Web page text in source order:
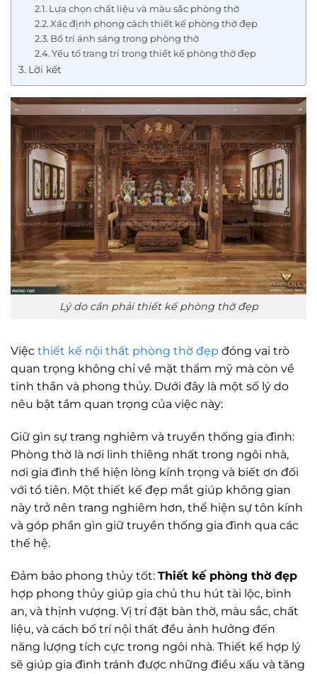
Lựa chọn chất liệu và màu sắc phòng thờ
Xác định phong cách thiết kế phòng thờ đẹp
Bố trí ánh sáng trong phòng thờ
Yếu tố trang trí trong thiết kế phòng thờ đẹp
Lời kết
Lý do cần phải thiết kế phòng thờ đẹp
Việc thiết kế nội thất phòng thờ đẹp đóng vai trò
quan trọng không chỉ về mặt thẩm mỹ mà còn về
tinh thần và phong thủy. Dưới đây là một số lý do
nêu bật tầm quan trọng của việc này:
Giữ gìn sự trang nghiêm và truyền thống gia đình:
Phòng thờ là nơi linh thiêng nhất trong ngôi nhà,
nơi gia đình thể hiện lòng kính trọng và biết ơn đối
với tổ tiên. Một thiết kế đẹp mắt giúp không gian
này trở nên trang nghiêm hơn, thể hiện sự tôn kính
và góp phần gìn giữ truyền thống gia đình qua các
thế hệ.
Đảm bảo phong thủy tốt: Thiết kế phòng thờ đẹp
hợp phong thủy giúp gia chủ thu hút tài lộc, bình
an, và thịnh vượng. Vị trí đặt bàn thờ, màu sắc, chất
liệu, và cách bố trí nội thất đều ảnh hưởng đến
năng lượng tích cực trong ngôi nhà. Thiết kế hợp lý
sẽ giúp gia đình tránh được những điều xấu và tăng